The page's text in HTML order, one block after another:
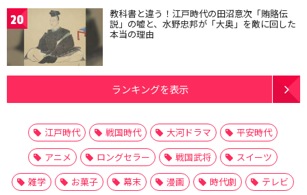
20 教科書と違う！江戸時代の田沼意次「賄賂伝
説」の嘘と、水野忠邦が「大奥」を敵に回した
本当の理由
ランキングを表示
江戸時代 戦国時代 大河ドラマ
平安時代
アニメ
ロングセラー 戦国武将
スイーツ
雑学
お菓子 幕末 漫画 時代劇
テレビ